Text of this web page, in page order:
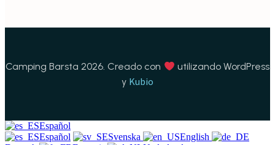
Camping Barsta 2026. Creado con
utilizando WordPress
y Kubio
Español
Español
Svenska
English